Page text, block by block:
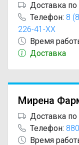
Доставка
Телефон: 8
226-41-XX
Время
Доставка
Мирена
Доставка
Телефон:
Время